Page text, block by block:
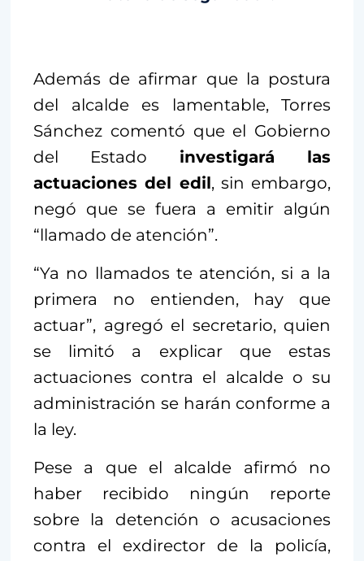
Además de afirmar que la postura
del alcalde es lamentable, Torres
Sánchez comentó que el Gobierno
del Estado investigará las
actuaciones del edil, sin embargo,
negó que se fuera a emitir algún
“llamado de atención”.
“Ya no llamados te atención, si a la
primera no entienden, hay que
actuar”, agregó el secretario, quien
se limitó a explicar que estas
actuaciones contra el alcalde o su
administración se harán conforme a
la ley.
Pese a que el alcalde afirmó no
haber recibido ningún reporte
sobre la detención o acusaciones
contra el exdirector de la policía,